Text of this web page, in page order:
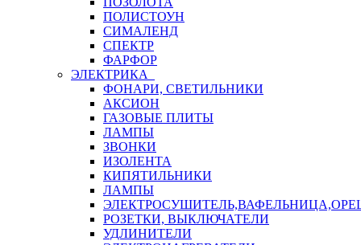
ПОЛИСТОУН
СИМАЛЕНД
СПЕКТР
ФАРФОР
ЭЛЕКТРИКА
ФОНАРИ, СВЕТИЛЬНИКИ
АКСИОН
ГАЗОВЫЕ ПЛИТЫ
ЛАМПЫ
ЗВОНКИ
ИЗОЛЕНТА
КИПЯТИЛЬНИКИ
ЛАМПЫ
РОЗЕТКИ, ВЫКЛЮЧАТЕЛИ
УДЛИНИТЕЛИ